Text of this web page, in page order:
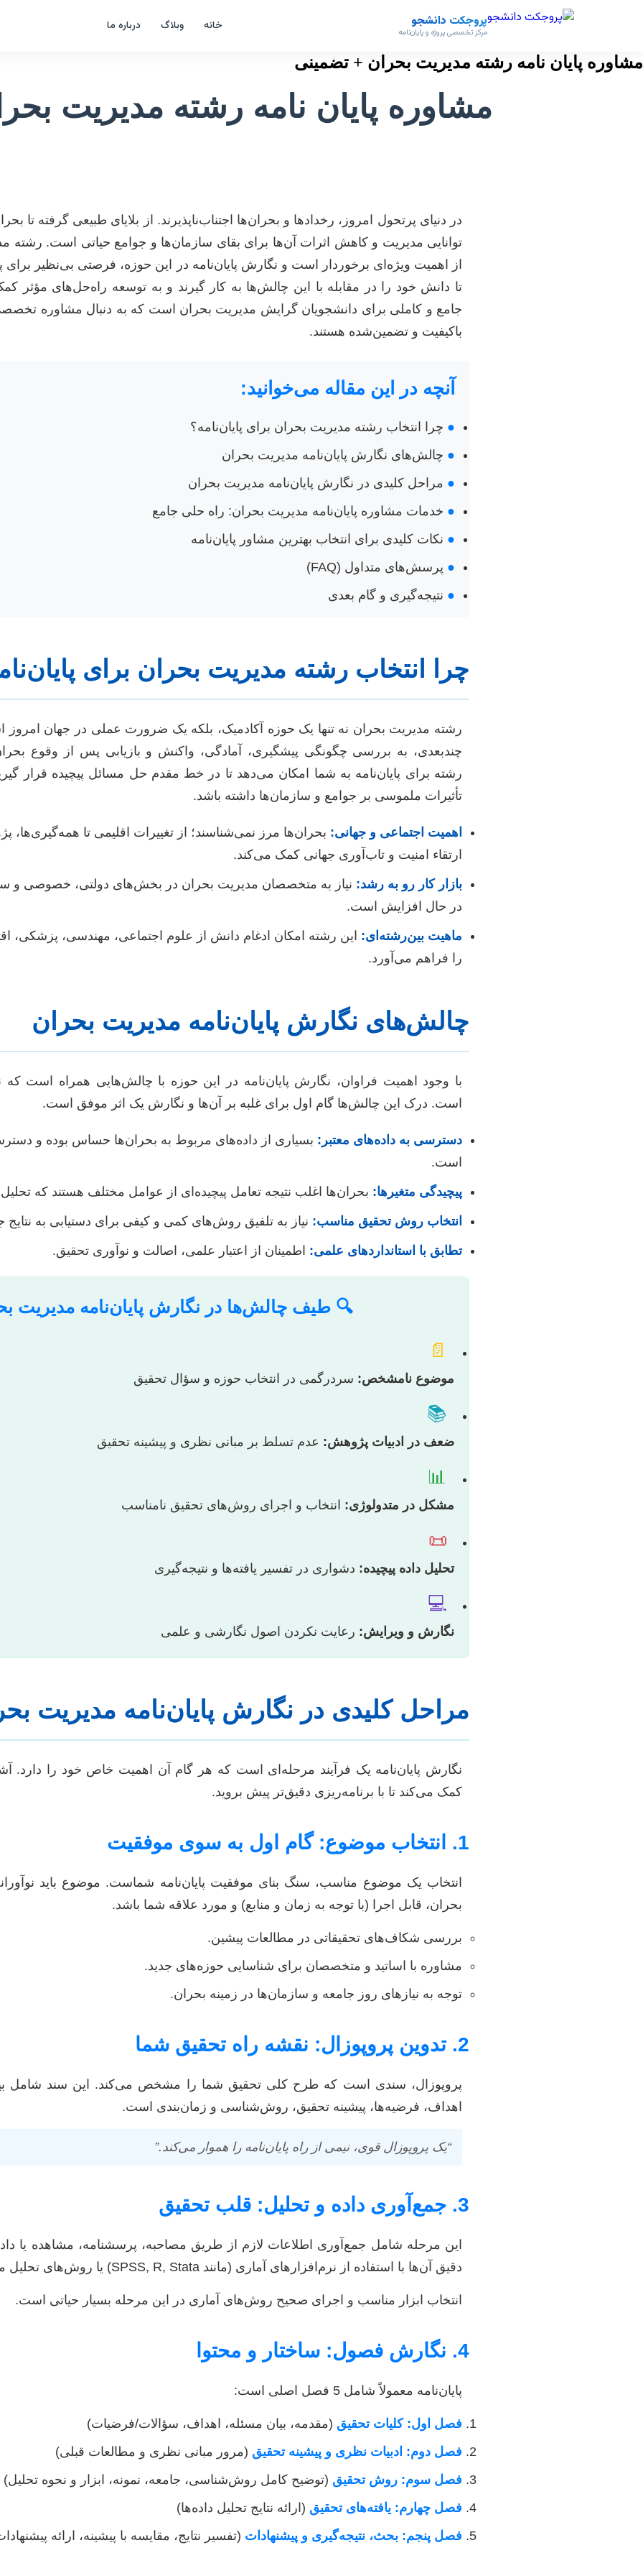
پروجکت دانشجو
مرکز تخصصی پروژه و پایان‌نامه خانه وبلاگ درباره ما
مشاوره پایان نامه رشته مدیریت بحران + تضمینی
مشاوره پایان نامه رشته مدیریت
در دنیای پرتحول امروز، رخدادها و بحران‌ها اجتناب‌ناپذیرند. از بلایای طبیعی گرفته تا
توانایی مدیریت و کاهش اثرات آن‌ها برای بقای سازمان‌ها و جوامع حیاتی است. رشته
از اهمیت ویژه‌ای برخوردار است و نگارش پایان‌نامه در این حوزه، فرصتی بی‌نظیر
تا دانش خود را در مقابله با این چالش‌ها به کار گیرند و به توسعه راه‌حل‌های مؤثر
جامع و کاملی برای دانشجویان گرایش مدیریت بحران است که به دنبال مشاوره
باکیفیت و تضمین‌شده هستند.
آنچه در این مقاله می‌خوانید:
● چرا انتخاب رشته مدیریت بحران برای پایان‌نامه؟
● چالش‌های نگارش پایان‌نامه مدیریت بحران
● مراحل کلیدی در نگارش پایان‌نامه مدیریت بحران
● خدمات مشاوره پایان‌نامه مدیریت بحران: راه حلی جامع
● نکات کلیدی برای انتخاب بهترین مشاور پایان‌نامه
● پرسش‌های متداول (FAQ)
● نتیجه‌گیری و گام بعدی
چرا انتخاب رشته مدیریت بحران برای
رشته مدیریت بحران نه تنها یک حوزه آکادمیک، بلکه یک ضرورت عملی در جهان امروز
چندبعدی، به بررسی چگونگی پیشگیری، آمادگی، واکنش و بازیابی پس از وقوع
رشته برای پایان‌نامه به شما امکان می‌دهد تا در خط مقدم حل مسائل پیچیده قرار
تأثیرات ملموسی بر جوامع و سازمان‌ها داشته باشد.
اهمیت اجتماعی و جهانی: بحران‌ها مرز نمی‌شناسند؛ از تغییرات اقلیمی تا همه‌گیری‌ها،
ارتقاء امنیت و تاب‌آوری جهانی کمک می‌کند.
بازار کار رو به رشد: نیاز به متخصصان مدیریت بحران در بخش‌های دولتی، خصوصی و
در حال افزایش است.
ماهیت بین‌رشته‌ای: این رشته امکان ادغام دانش از علوم اجتماعی، مهندسی، پزشکی،
را فراهم می‌آورد.
چالش‌های نگارش پایان‌نامه مدیریت بحران
با وجود اهمیت فراوان، نگارش پایان‌نامه در این حوزه با چالش‌هایی همراه است که
است. درک این چالش‌ها گام اول برای غلبه بر آن‌ها و نگارش یک اثر موفق است.
دسترسی به داده‌های معتبر: بسیاری از داده‌های مربوط به بحران‌ها حساس بوده و
است.
پیچیدگی متغیرها: بحران‌ها اغلب نتیجه تعامل پیچیده‌ای از عوامل مختلف هستند که
انتخاب روش تحقیق مناسب: نیاز به تلفیق روش‌های کمی و کیفی برای دستیابی به نتایج
تطابق با استانداردهای علمی: اطمینان از اعتبار علمی، اصالت و نوآوری تحقیق.
🔍 طیف چالش‌ها در نگارش پایان‌نامه مدیریت
📄
موضوع نامشخص: سردرگمی در انتخاب حوزه و سؤال تحقیق
📚
ضعف در ادبیات پژوهش: عدم تسلط بر مبانی نظری و پیشینه تحقیق
📊
مشکل در متدولوژی: انتخاب و اجرای روش‌های تحقیق نامناسب
📜
تحلیل داده پیچیده: دشواری در تفسیر یافته‌ها و نتیجه‌گیری
💻
نگارش و ویرایش: رعایت نکردن اصول نگارشی و علمی
مراحل کلیدی در نگارش پایان‌نامه مدیریت
نگارش پایان‌نامه یک فرآیند مرحله‌ای است که هر گام آن اهمیت خاص خود را دارد.
کمک می‌کند تا با برنامه‌ریزی دقیق‌تر پیش بروید.
1. انتخاب موضوع: گام اول به سوی موفقیت
انتخاب یک موضوع مناسب، سنگ بنای موفقیت پایان‌نامه شماست. موضوع باید
بحران، قابل اجرا (با توجه به زمان و منابع) و مورد علاقه شما باشد.
بررسی شکاف‌های تحقیقاتی در مطالعات پیشین.
مشاوره با اساتید و متخصصان برای شناسایی حوزه‌های جدید.
توجه به نیازهای روز جامعه و سازمان‌ها در زمینه بحران.
2. تدوین پروپوزال: نقشه راه تحقیق شما
پروپوزال، سندی است که طرح کلی تحقیق شما را مشخص می‌کند. این سند شامل
اهداف، فرضیه‌ها، پیشینه تحقیق، روش‌شناسی و زمان‌بندی است.
“یک پروپوزال قوی، نیمی از راه پایان‌نامه را هموار می‌کند.”
3. جمع‌آوری داده و تحلیل: قلب تحقیق
این مرحله شامل جمع‌آوری اطلاعات لازم از طریق مصاحبه، پرسشنامه، مشاهده یا
دقیق آن‌ها با استفاده از نرم‌افزارهای آماری (مانند SPSS, R, Stata) یا روش‌های تحلیل محتوا است.
انتخاب ابزار مناسب و اجرای صحیح روش‌های آماری در این مرحله بسیار حیاتی است.
4. نگارش فصول: ساختار و محتوا
پایان‌نامه معمولاً شامل 5 فصل اصلی است:
فصل اول: کلیات تحقیق (مقدمه، بیان مسئله، اهداف، سؤالات/فرضیات)
فصل دوم: ادبیات نظری و پیشینه تحقیق (مرور مبانی نظری و مطالعات قبلی)
فصل سوم: روش تحقیق (توضیح کامل روش‌شناسی، جامعه، نمونه، ابزار و نحوه تحلیل)
فصل چهارم: یافته‌های تحقیق (ارائه نتایج تحلیل داده‌ها)
فصل پنجم: بحث، نتیجه‌گیری و پیشنهادات (تفسیر نتایج، مقایسه با پیشینه، ارائه